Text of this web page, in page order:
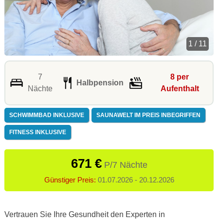
1 / 11
7
Nächte
Halbpension
8 per
Aufenthalt
SCHWIMMBAD INKLUSIVE SAUNAWELT IM PREIS INBEGRIFFEN
FITNESS INKLUSIVE
671 €P/7 Nächte
Günstiger Preis: 01.07.2026 - 20.12.2026
Vertrauen Sie Ihre Gesundheit den Experten in